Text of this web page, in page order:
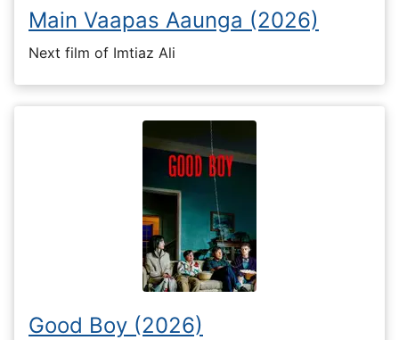
Main Vaapas Aaunga (2026)
Next film of Imtiaz Ali
Good Boy (2026)